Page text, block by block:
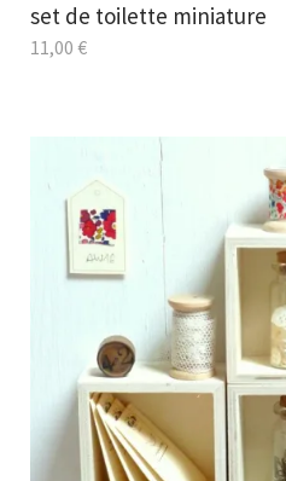
set de toilette miniature
11,00 €